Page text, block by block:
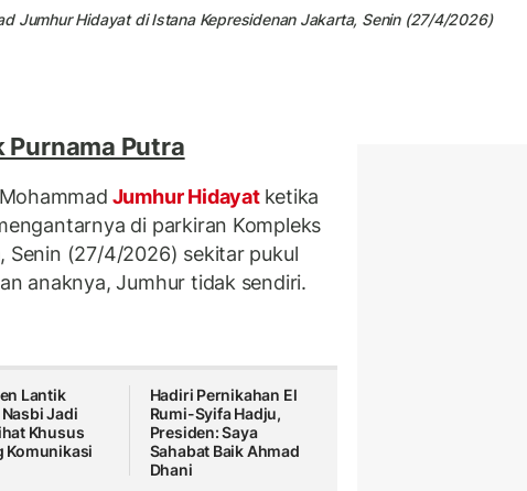
Jumhur Hidayat di Istana Kepresidenan Jakarta, Senin (27/4/2026)
Purnama Putra
Jumhur Hidayat ketika
di parkiran Kompleks
Senin (27/4/2026) sekitar pukul
anaknya, Jumhur tidak sendiri.
Lantik
Jadi
Khusus
Komunikasi
Hadiri Pernikahan El
Rumi-Syifa Hadju,
Presiden: Saya
Sahabat Baik Ahmad
Dhani